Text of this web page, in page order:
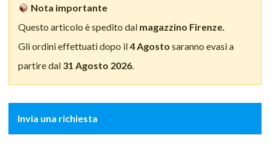
Nota importante
Questo articolo è spedito dal magazzino Firenze.
Gli ordini effettuati dopo il4 Agosto saranno evasi a
partire dal 31 Agosto 2026.
Invia una richiesta